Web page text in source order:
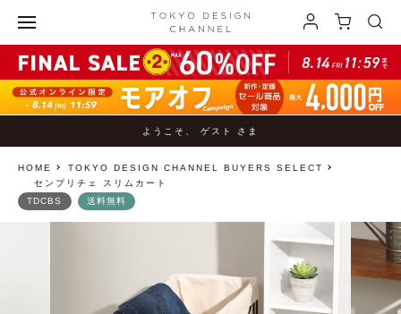
ようこそ、 ゲスト さま
HOME
TOKYO DESIGN CHANNEL BUYERS SELECT
センプリチェ スリムカート
TDCBS 送料無料